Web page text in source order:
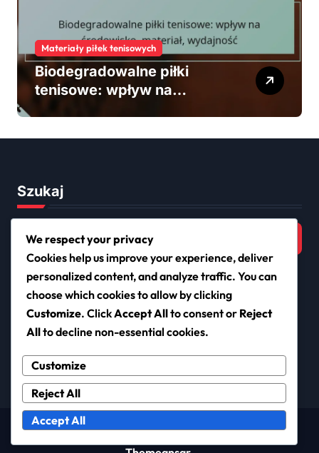
Materiały piłek tenisowych
Biodegradowalne piłki
tenisowe: wpływ na
Szukaj
for:
covid-monitor.org
Copyright © All rights reserved|Newsxoby
We respect your privacy
Cookies help us improve your experience, deliver
personalized content, and analyze traffic. You can
choose which cookies to allow by clicking
Customize. ClickAccept Allto consent or Reject
Allto decline non-essential cookies.
Customize
Reject All
Accept All